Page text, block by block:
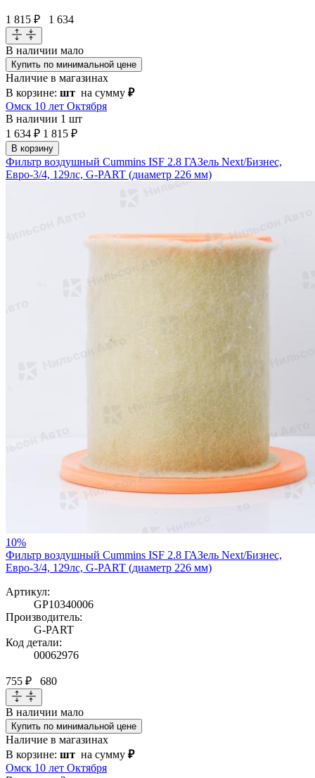
1 815 ₽ 1 634
В наличии мало
Купить по минимальной цене
Наличие в магазинах
В корзине: шт на сумму ₽
Омск 10 лет Октября
В наличии 1 шт
1 634 ₽ 1 815 ₽
В корзину
Фильтр воздушный Cummins ISF 2.8 ГАЗель Next/Бизнес,
Евро-3/4, 129лс, G-PART (диаметр 226 мм)
10%
Фильтр воздушный Cummins ISF 2.8 ГАЗель Next/Бизнес,
Евро-3/4, 129лс, G-PART (диаметр 226 мм)
Артикул:
GP10340006
Производитель:
G-PART
Код детали:
00062976
755 ₽ 680
В наличии мало
Купить по минимальной цене
Наличие в магазинах
В корзине: шт на сумму ₽
Омск 10 лет Октября